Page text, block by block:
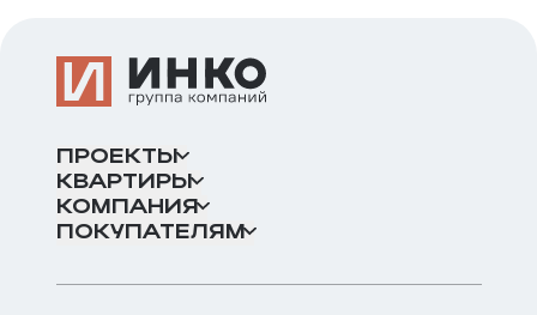
ПРОЕКТЫ
КВАРТИРЫ
КОМПАНИЯ
ПОКУПАТЕЛЯМ